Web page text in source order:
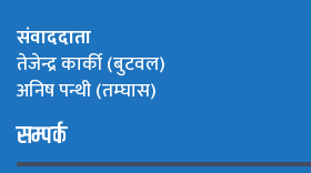
संवाददाता
तेजेन्द्र कार्की (बुटवल)
अनिष पन्थी (तम्घास)
सम्पर्क